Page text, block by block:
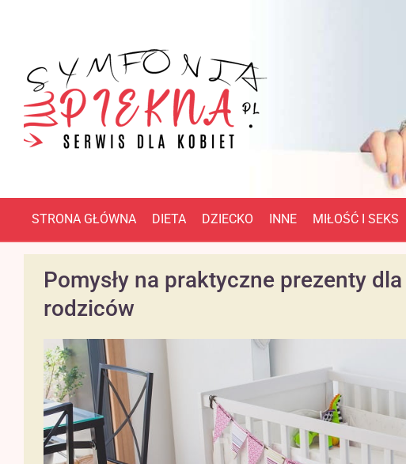
STRONA GŁÓWNA DIETA DZIECKO INNE MIŁOŚĆ I SEKS
Pomysły na praktyczne prezenty
rodziców